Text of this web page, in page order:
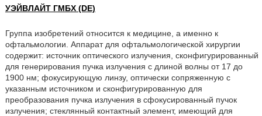
УЭЙВЛАЙТ ГМБХ (DE)
Группа изобретений относится к медицине, а именно к
офтальмологии. Аппарат для офтальмологической хирургии
содержит: источник оптического излучения, сконфигурированный
для генерирования пучка излучения с длиной волны от 17 до
1900 нм; фокусирующую линзу, оптически сопряженную с
указанным источником и сконфигурированную для
преобразования пучка излучения в сфокусированный пучок
излучения; стеклянный контактный элемент, имеющий для